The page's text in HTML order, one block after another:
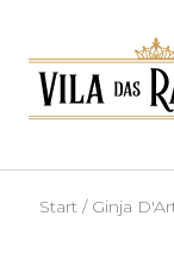
Start / Ginja